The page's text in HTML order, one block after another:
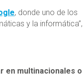
, donde uno de los
y la informática”,
en multinacionales o